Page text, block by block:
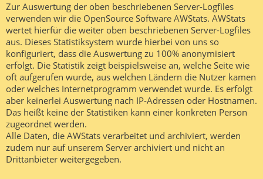
Zur Auswertung der oben beschriebenen Server-Logfiles
verwenden wir die OpenSource Software AWStats. AWStats
wertet hierfür die weiter oben beschriebenen Server-Logfiles
aus. Dieses Statistiksystem wurde hierbei von uns so
konfiguriert, dass die Auswertung zu 100% anonymisiert
erfolgt. Die Statistik zeigt beispielsweise an, welche Seite wie
oft aufgerufen wurde, aus welchen Ländern die Nutzer kamen
oder welches Internetprogramm verwendet wurde. Es erfolgt
aber keinerlei Auswertung nach IP-Adressen oder Hostnamen.
Das heißt keine der Statistiken kann einer konkreten Person
zugeordnet werden.
Alle Daten, die AWStats verarbeitet und archiviert, werden
zudem nur auf unserem Server archiviert und nicht an
Drittanbieter weitergegeben.